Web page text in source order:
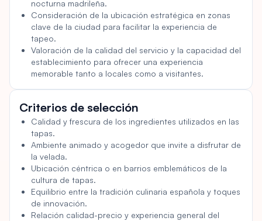
obra, pero ofrecen una experiencia culinaria única. A
menudo se asocian con un estilo de vida más sencillo y
autosuficiente; sin embargo, sus limitaciones en términos
de eficiencia y facilidad de uso las hacen menos prácticas
para el uso diario en entornos modernos.
nocturna madrileña.
Consideración de la ubicación estratégica en zonas
clave de la ciudad para facilitar la experiencia de
tapeo.
Valoración de la calidad del servicio y la capacidad del
establecimiento para ofrecer una experiencia
memorable tanto a locales como a visitantes.
Criterios de selección
Calidad y frescura de los ingredientes utilizados en las
tapas.
Ambiente animado y acogedor que invite a disfrutar de
la velada.
Ubicación céntrica o en barrios emblemáticos de la
cultura de tapas.
Equilibrio entre la tradición culinaria española y toques
de innovación.
Relación calidad-precio y experiencia general del